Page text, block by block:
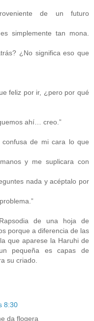
de un futuro
simplemente tan mona.
¿No significa eso que
feliz por ir, ¿pero por qué
ahí… creo.”
de mi cara lo que
y me suplicara con
nada y acéptalo por
de una hoja de
porque a diferencia de las
que aparese la Haruhi de
pequeña es capas de
su criado.
8:30
da flogera